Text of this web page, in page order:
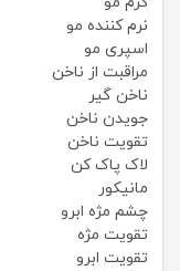
نرم کننده مو
اسپری مو
مراقبت از ناخن
ناخن گیر
جویدن ناخن
تقویت ناخن
لاک پاک کن
مانیکور
چشم مژه ابرو
تقویت مژه
تقویت ابرو